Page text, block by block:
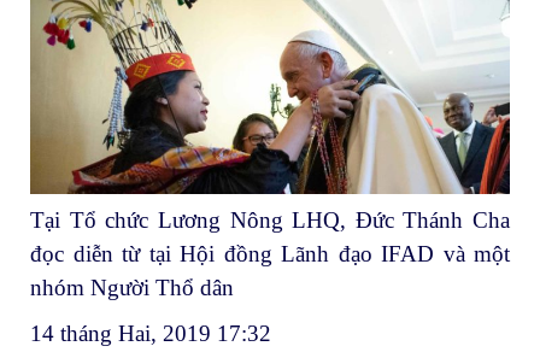
Tại Tổ chức Lương Nông LHQ, Đức Thánh Cha
đọc diễn từ tại Hội đồng Lãnh đạo IFAD và một
nhóm Người Thổ dân
14 tháng Hai, 2019 17:32